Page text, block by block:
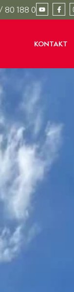
80 188 0
KONTAKT